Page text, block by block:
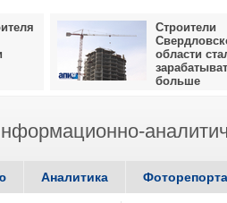
Строители
области
больше
Аналитика